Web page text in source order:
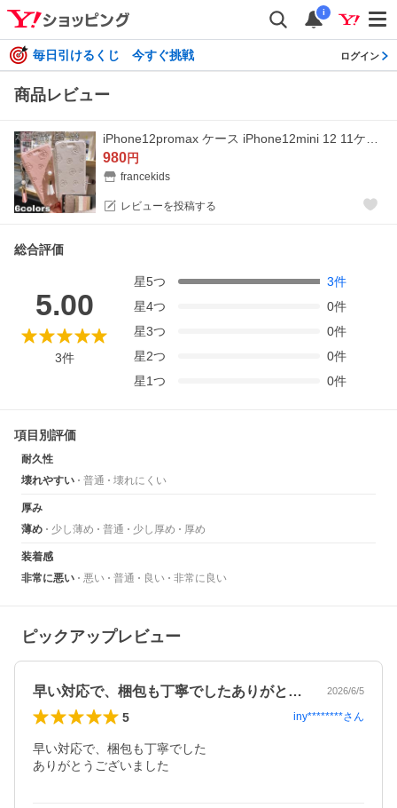
i
毎日引けるくじ 今すぐ挑戦 ログイン
商品レビュー
980円
francekids
レビューを投稿する
総合評価
5.00
3件
星5つ 3件
星4つ 0件
星3つ 0件
星2つ 0件
星1つ 0件
項目別評価
耐久性
壊れやすい
普通 壊れにくい
厚み
薄め
少し薄め 普通 少し厚め 厚め
装着感
非常に悪い
悪い 普通 良い 非常に良い
ピックアップレビュー
早い対応で、梱包も丁寧でしたありがとう… 2026/6/5
5 iny********さん
早い対応で、梱包も丁寧でした
ありがとうございました